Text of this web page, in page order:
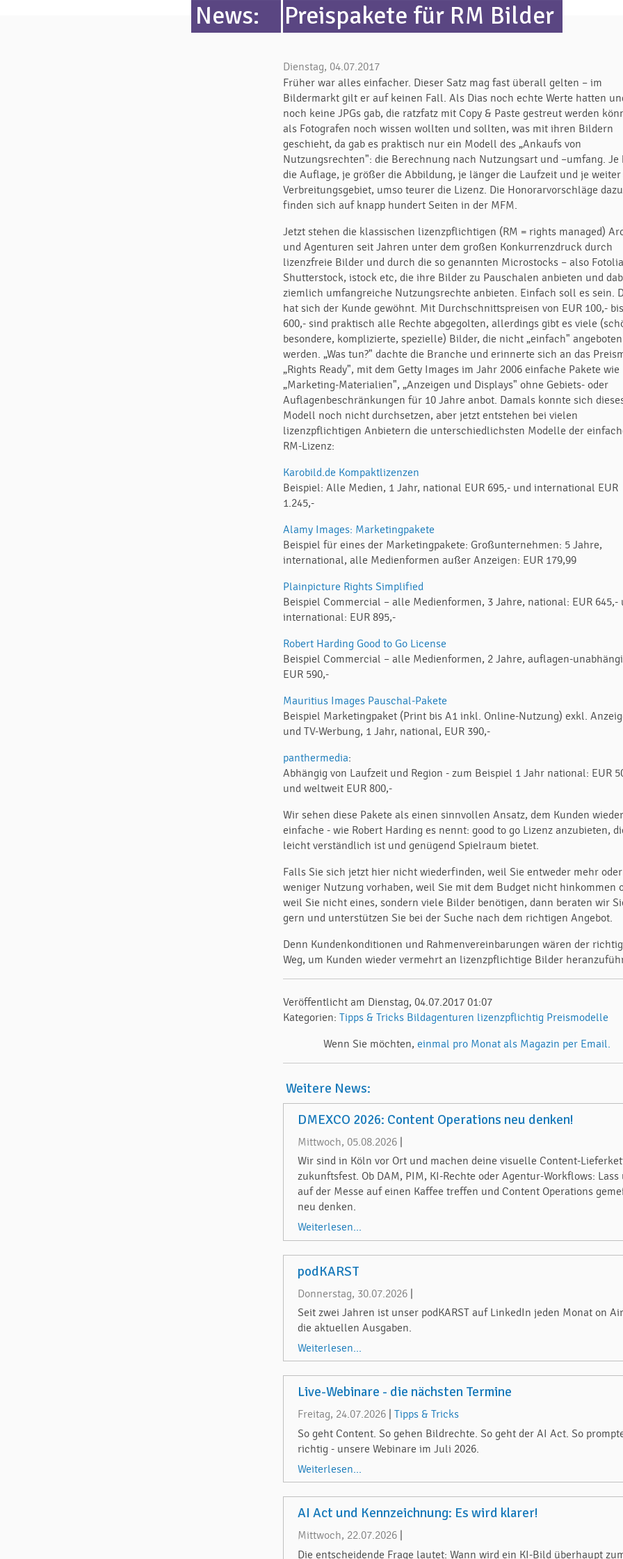
News: Preispakete für RM Bilder
Dienstag, 04.07.2017
Früher war alles einfacher. Dieser Satz mag fast überall gelten – im
Bildermarkt gilt er auf keinen Fall. Als Dias noch echte Werte hatten
noch keine JPGs gab, die ratzfatz mit Copy & Paste gestreut werden
als Fotografen noch wissen wollten und sollten, was mit ihren Bildern
geschieht, da gab es praktisch nur ein Modell des „Ankaufs von
Nutzungsrechten": die Berechnung nach Nutzungsart und –umfang. Je
die Auflage, je größer die Abbildung, je länger die Laufzeit und je weiter
Verbreitungsgebiet, umso teurer die Lizenz. Die Honorarvorschläge dazu
finden sich auf knapp hundert Seiten in der MFM.
Jetzt stehen die klassischen lizenzpflichtigen (RM = rights managed)
und Agenturen seit Jahren unter dem großen Konkurrenzdruck durch
lizenzfreie Bilder und durch die so genannten Microstocks – also
Shutterstock, istock etc, die ihre Bilder zu Pauschalen anbieten und
ziemlich umfangreiche Nutzungsrechte anbieten. Einfach soll es sein.
hat sich der Kunde gewöhnt. Mit Durchschnittspreisen von EUR 100,-
600,- sind praktisch alle Rechte abgegolten, allerdings gibt es viele
besondere, komplizierte, spezielle) Bilder, die nicht „einfach" angeboten
werden. „Was tun?" dachte die Branche und erinnerte sich an das
„Rights Ready", mit dem Getty Images im Jahr 2006 einfache Pakete wie
„Marketing-Materialien", „Anzeigen und Displays" ohne Gebiets- oder
Auflagenbeschränkungen für 10 Jahre anbot. Damals konnte sich
Modell noch nicht durchsetzen, aber jetzt entstehen bei vielen
lizenzpflichtigen Anbietern die unterschiedlichsten Modelle der
RM-Lizenz:
Karobild.de Kompaktlizenzen
Beispiel: Alle Medien, 1 Jahr, national EUR 695,- und international EUR
1.245,-
Alamy Images: Marketingpakete
Beispiel für eines der Marketingpakete: Großunternehmen: 5 Jahre,
international, alle Medienformen außer Anzeigen: EUR 179,99
Plainpicture Rights Simplified
Beispiel Commercial – alle Medienformen, 3 Jahre, national: EUR 645,-
international: EUR 895,-
Robert Harding Good to Go License
Beispiel Commercial – alle Medienformen, 2 Jahre, auflagen-
EUR 590,-
Mauritius Images Pauschal-Pakete
Beispiel Marketingpaket (Print bis A1 inkl. Online-Nutzung) exkl.
und TV-Werbung, 1 Jahr, national, EUR 390,-
panthermedia:
Abhängig von Laufzeit und Region - zum Beispiel 1 Jahr national: EUR
und weltweit EUR 800,-
Wir sehen diese Pakete als einen sinnvollen Ansatz, dem Kunden
einfache - wie Robert Harding es nennt: good to go Lizenz anzubieten,
leicht verständlich ist und genügend Spielraum bietet.
Falls Sie sich jetzt hier nicht wiederfinden, weil Sie entweder mehr oder
weniger Nutzung vorhaben, weil Sie mit dem Budget nicht hinkommen
weil Sie nicht eines, sondern viele Bilder benötigen, dann beraten wir
gern und unterstützen Sie bei der Suche nach dem richtigen Angebot.
Denn Kundenkonditionen und Rahmenvereinbarungen wären der
Weg, um Kunden wieder vermehrt an lizenzpflichtige Bilder
Veröffentlicht am Dienstag, 04.07.2017 01:07
Kategorien:Tipps & Tricks Bildagenturen lizenzpflichtig Preismodelle
Wenn Sie möchten,einmal pro Monat als Magazin per Email.
Weitere News:
DMEXCO 2026: Content Operations neu denken!
Mittwoch, 05.08.2026
Wir sind in Köln vor Ort und machen deine visuelle Content-
zukunftsfest. Ob DAM, PIM, KI-Rechte oder Agentur-Workflows: Lass
auf der Messe auf einen Kaffee treffen und Content Operations
neu denken.
Weiterlesen...
podKARST
Donnerstag, 30.07.2026
Seit zwei Jahren ist unser podKARST auf LinkedIn jeden Monat on
die aktuellen Ausgaben.
Weiterlesen...
Live-Webinare - die nächsten Termine
Freitag, 24.07.2026 |Tipps & Tricks
So geht Content. So gehen Bildrechte. So geht der AI Act. So
richtig - unsere Webinare im Juli 2026.
Weiterlesen...
AI Act und Kennzeichnung: Es wird klarer!
Mittwoch, 22.07.2026
Die entscheidende Frage lautet: Wann wird ein KI-Bild überhaupt